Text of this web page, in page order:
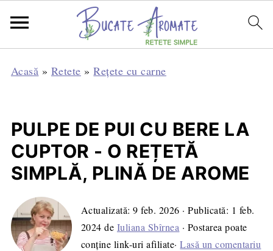
Acasă » Retete »Rețete cu carne
PULPE DE PUI CU BERE LA
CUPTOR - O REȚETĂ
SIMPLĂ, PLINĂ DE AROME
Actualizată:9 feb. 2026 · Publicată: 1 feb.
2024 de Iuliana Sbîrnea · Postarea poate
conține link-uri afiliate·Lasă un comentariu